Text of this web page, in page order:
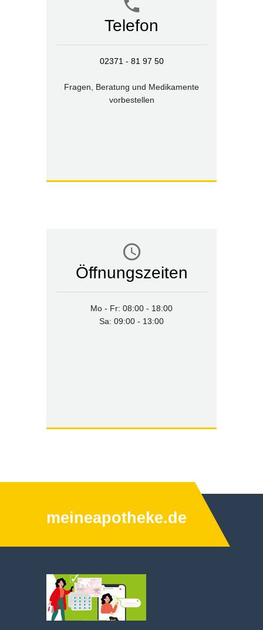
Telefon
02371 - 81 97 50
Fragen, Beratung und Medikamente
vorbestellen
Öffnungszeiten
Mo - Fr: 08:00 - 18:00
Sa: 09:00 - 13:00
meineapotheke.de